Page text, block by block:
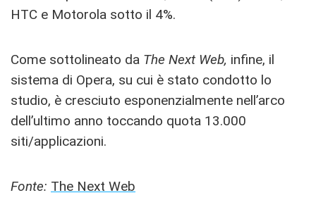
HTC e Motorola sotto il 4%.
Come sottolineato da The Next Web, infine, il
sistema di Opera, su cui è stato condotto lo
studio, è cresciuto esponenzialmente nell’arco
dell’ultimo anno toccando quota 13.000
siti/applicazioni.
Fonte: The Next Web